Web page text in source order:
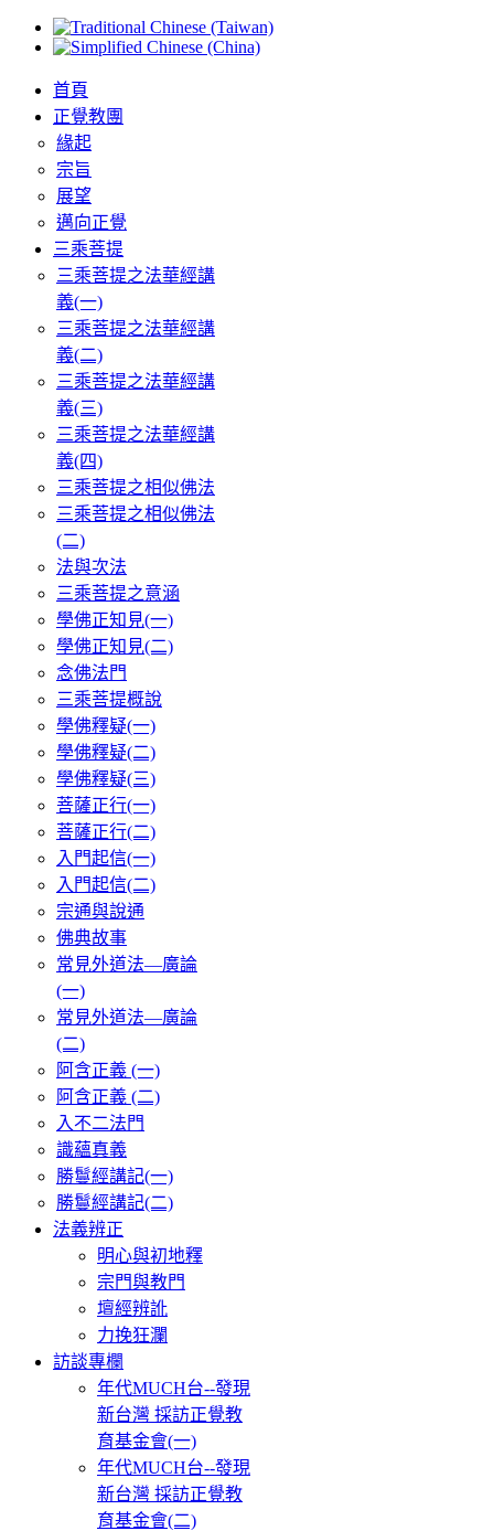
首頁
正覺教團
緣起
宗旨
展望
邁向正覺
三乘菩提
三乘菩提之法華經講
義(一)
三乘菩提之法華經講
義(二)
三乘菩提之法華經講
義(三)
三乘菩提之法華經講
義(四)
三乘菩提之相似佛法
三乘菩提之相似佛法
(二)
法與次法
三乘菩提之意涵
學佛正知見(一)
學佛正知見(二)
念佛法門
三乘菩提概說
學佛釋疑(一)
學佛釋疑(二)
學佛釋疑(三)
菩薩正行(一)
菩薩正行(二)
入門起信(一)
入門起信(二)
宗通與說通
佛典故事
常見外道法—廣論
(一)
常見外道法—廣論
(二)
阿含正義 (一)
阿含正義 (二)
入不二法門
識蘊真義
勝鬘經講記(一)
勝鬘經講記(二)
法義辨正
明心與初地釋
宗門與教門
壇經辨訛
力挽狂瀾
訪談專欄
年代MUCH台--發現
新台灣 採訪正覺教
育基金會(一)
年代MUCH台--發現
新台灣 採訪正覺教
育基金會(二)